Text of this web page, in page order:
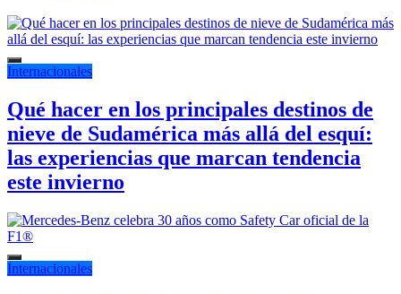
Internacionales
Qué hacer en los principales destinos de
nieve de Sudamérica más allá del esquí:
las experiencias que marcan tendencia
este invierno
Internacionales